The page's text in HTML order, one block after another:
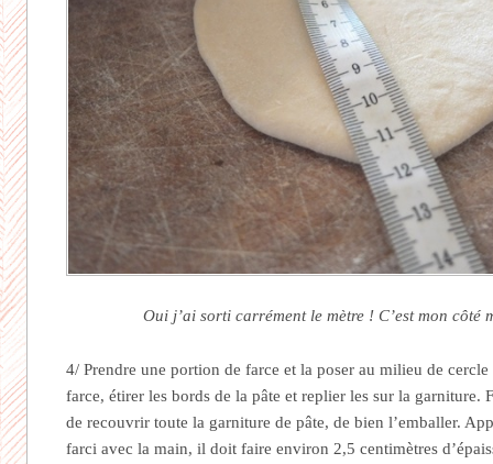
Oui j’ai sorti carrément le mètre ! C’est mon côté
4/ Prendre une portion de farce et la poser au milieu de cercle
farce, étirer les bords de la pâte et replier les sur la garniture.
de recouvrir toute la garniture de pâte, de bien l’emballer.
farci avec la main, il doit faire environ 2,5 centimètres